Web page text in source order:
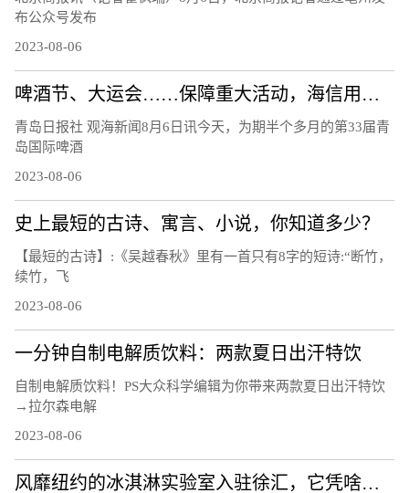
布公众号发布
2023-08-06
啤酒节、大运会……保障重大活动，海信用技术破解交通治理难题
青岛日报社 观海新闻8月6日讯今天，为期半个多月的第33届青
岛国际啤酒
2023-08-06
史上最短的古诗、寓言、小说，你知道多少？
【最短的古诗】:《吴越春秋》里有一首只有8字的短诗:“断竹，
续竹，飞
2023-08-06
一分钟自制电解质饮料：两款夏日出汗特饮
自制电解质饮料！PS大众科学编辑为你带来两款夏日出汗特饮
→拉尔森电解
2023-08-06
风靡纽约的冰淇淋实验室入驻徐汇，它凭啥俘获“中国胃”？